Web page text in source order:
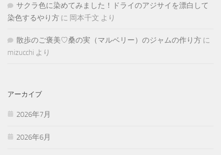
サクラ色に染めてみました！ドライのアジサイを漂白して
染色するやり方 に 岡本千文 より
散歩のご褒美♡桑の実（マルベリー）のジャムの作り方 に
mizucchi より
アーカイブ
2026年7月
2026年6月